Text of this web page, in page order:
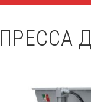
ПРЕССА